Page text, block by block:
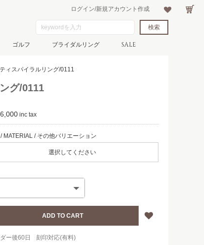
ゴルフ ブライダルリング SALE
ィスパイラルリング/0111
グ/0111
選択してください
ー後60日 刻印対応(有料)
ログイン/新規アカウント作成